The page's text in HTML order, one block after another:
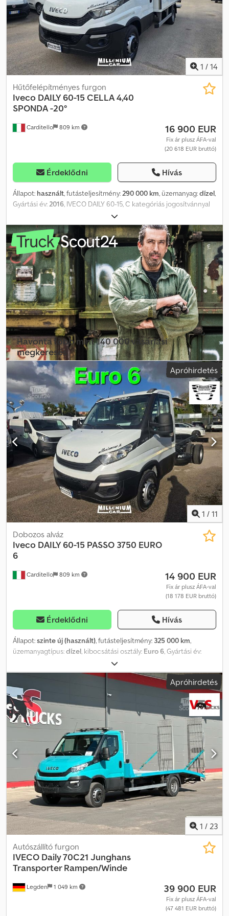
1 / 14
Carditello 809 km
Hűtőfelépítményes furgon
Iveco DAILY 60-15 CELLA 4,40
SPONDA -20°
16 900 EUR
Fix ár plusz ÁFA-val
(20 618 EUR bruttó)
Érdeklődni Hívás
Állapot: használt, futásteljesítmény:290 000 km, üzemanyag:dízel,
Gyártási év:2016, IVECO DAILY 60-15, C kategóriás jogosítvánnyal
vezethető, 2016-os évjárat, 290 000 km. Hűtődoboz mérete:
4,40x2,30xH2,10 m (belső). Rakodókapacitás: 8 raklap. Mozgatható
válaszfal, THERMO KING V500 STRADA hűtőegység,
hőmérsékletregisztrálóval. DHOLLANDIA 1500 kg-os emelőhátfal. A
jármű jó állapotú, szervizelt, azonnal munkára fogható. Helyben
finanszírozás vagy lízing lehetősége. Dcjdpfjympu Aox Al Njk
Havonta több mint 140 000 vásárlási
megkeresés
Válassza ki a kereskedői csomagotApróhirdetés
1 / 11
Carditello 809 km
Dobozos alváz
Iveco DAILY 60-15 PASSO 3750 EURO
6
14 900 EUR
Fix ár plusz ÁFA-val
(18 178 EUR bruttó)
Érdeklődni Hívás
Állapot:szinte új (használt), futásteljesítmény: 325 000 km,
üzemanyagtípus:dízel, kibocsátási osztály: Euro 6, Gyártási év:
, IVECO DAILY 60-15, 2018-as évjárat, EURO 6, C kategóriás
jogosítvány szükséges, 365 000 km, szabad tulajdonjog, alváz 3750
mm tengelytávval, megerősített laprugók, 365 000 km,
finanszírozási lehetőség elérhető. Dsdpfx Alext N I Us Nock
Apróhirdetés
1 / 23
Legden 1 049 km
Autószállító furgon
IVECO Daily 70C21 Junghans
Transporter Rampen/Winde
39 900 EUR
Fix ár plusz ÁFA-val
(47 481 EUR bruttó)